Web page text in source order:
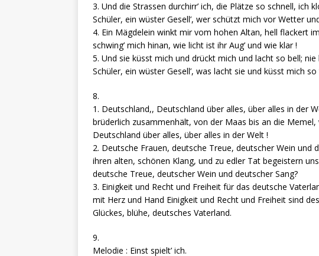
3. Und die Strassen durchirr’ ich, die Plätze so schnell, ich
Schüler, ein wüster Gesell’, wer schützt mich vor Wetter
4. Ein Mägdelein winkt mir vom hohen Altan, hell flackert
schwing’ mich hinan, wie licht ist ihr Aug’ und wie klar !
5. Und sie küsst mich und drückt mich und lacht so bell;
Schüler, ein wüster Gesell’, was lacht sie und küsst mich
8.
1. Deutschland,, Deutschland über alles, über alles in der
brüderlich zusammenhält, von der Maas bis an die
Deutschland über alles, über alles in der Welt !
2. Deutsche Frauen, deutsche Treue, deutscher Wein und
ihren alten, schönen Klang, und zu edler Tat begeistern
deutsche Treue, deutscher Wein und deutscher Sang?
3. Einigkeit und Recht und Freiheit für das deutsche
mit Herz und Hand Einigkeit und Recht und Freiheit sind
Glückes, blühe, deutsches Vaterland.
9.
Melodie : Einst spielt’ ich.